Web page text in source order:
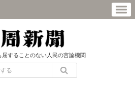
屈することのない人民の言論機関